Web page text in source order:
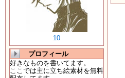
10
プロフィール
好きなものを書いてます。
ここでは主に立ち絵素材を無料